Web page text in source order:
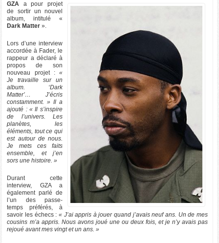
GZA a pour projet
de sortir un nouvel
album, intitulé «
Dark Matter ».
Lors d’une interview
accordée à Fader, le
rappeur a déclaré à
propos de son
nouveau projet :«
Je travaille sur un
album. ‘Dark
Matter’… J’écris
constamment. » Il a
ajouté : « Il s’inspire
de l’univers. Les
planètes, les
éléments, tout ce qui
est autour de nous.
Je mets ces faits
ensemble, et j’en
sors une histoire. »
Durant cette
interview, GZA a
également parlé de
l’un des passe-
temps préférés, à
savoir les échecs : « J’ai appris à jouer quand j’avais neuf ans. Un de mes
cousins m’a appris. Nous avons joué une ou deux fois, et je n’y avais pas
rejoué avant mes vingt et un ans. »